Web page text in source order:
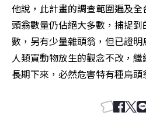
他說，此計畫的調查範圍遍及
頭翁數量仍佔絕大多數，捕捉
數，另有少量雜頭翁，但已證
人類買動物放生的觀念不改，繼
長期下來，必然危害特有種烏頭